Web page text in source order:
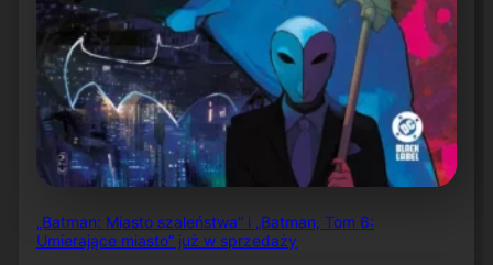
„Batman: Miasto szaleństwa” i „Batman, Tom 6:
Umierające miasto” już w sprzedaży